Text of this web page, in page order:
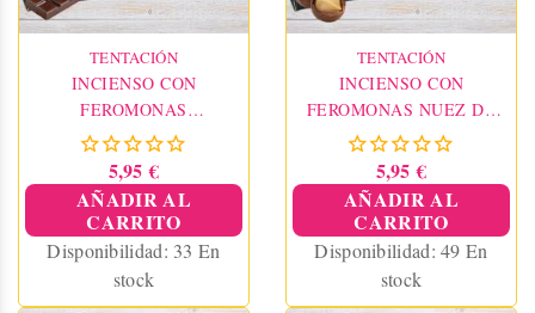
TENTACIÓN
INCIENSO CON
FEROMONAS
CHOCOLATE
5,95 €
AÑADIR AL
CARRITO
Disponibilidad: 33 En
stock
TENTACIÓN
INCIENSO CON
FEROMONAS NUEZ DE
MACADAMIA
5,95 €
AÑADIR AL
CARRITO
Disponibilidad:49 En
stock